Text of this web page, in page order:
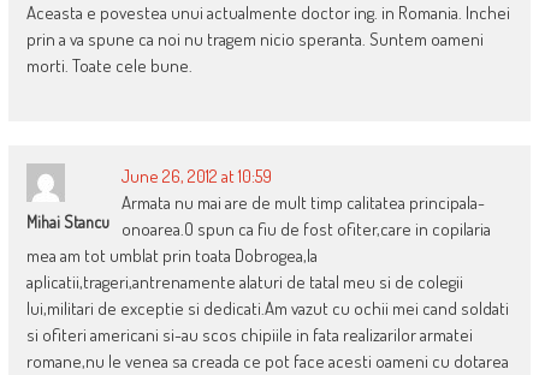
Aceasta e povestea unui actualmente doctor ing. in Romania. Inchei
prin a va spune ca noi nu tragem nicio speranta. Suntem oameni
morti. Toate cele bune.
Mihai Stancu
June 26, 2012 at 10:59
Armata nu mai are de mult timp calitatea principala-
onoarea.O spun ca fiu de fost ofiter,care in copilaria
mea am tot umblat prin toata Dobrogea,la
aplicatii,trageri,antrenamente alaturi de tatal meu si de colegii
lui,militari de exceptie si dedicati.Am vazut cu ochii mei cand soldati
si ofiteri americani si-au scos chipiile in fata realizarilor armatei
romane,nu le venea sa creada ce pot face acesti oameni cu dotarea